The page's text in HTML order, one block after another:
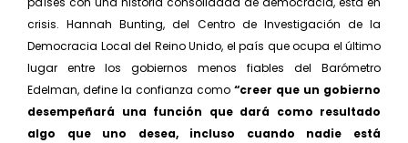
crisis. Hannah Bunting, del Centro de Investigación de la
Democracia Local del Reino Unido, el país que ocupa el último
lugar entre los gobiernos menos fiables del Barómetro
Edelman, define la confianza como “creer que un gobierno
desempeñará una función que dará como resulta­do
algo que uno desea, incluso cuando nadie está